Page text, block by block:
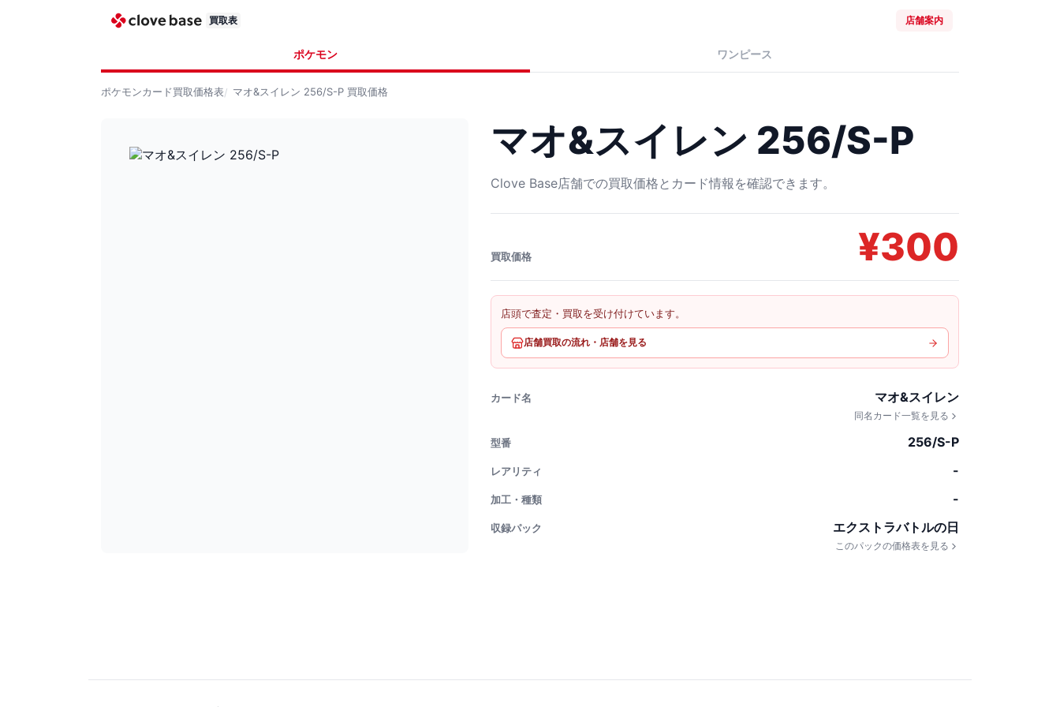
買取表 店舗案内
ポケモン ワンピース
ポケモンカード買取価格表 マオ&スイレン 256/S-P 買取価格
マオ&スイレン 256/S-P
Clove Base店舗での買取価格とカード情報を確認できます。
買取価格 ¥300
店頭で査定・買取を受け付けています。
店舗買取の流れ・店舗を見る
カード名 マオ&スイレン
同名カード一覧を見る
型番 256/S-P
レアリティ -
加工・種類 -
収録パック エクストラバトルの日
このパックの価格表を見る